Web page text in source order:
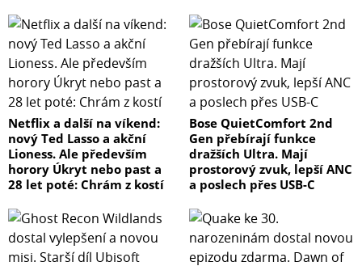
Netflix a další na víkend:
nový Ted Lasso a akční
Lioness. Ale především
horory Úkryt nebo past a
28 let poté: Chrám z kostí
Bose QuietComfort 2nd
Gen přebírají funkce
dražších Ultra. Mají
prostorový zvuk, lepší ANC
a poslech přes USB-C